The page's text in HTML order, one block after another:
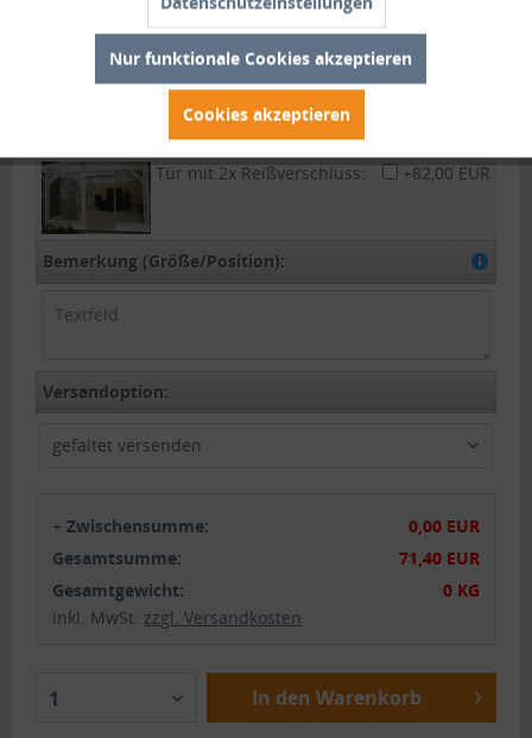
Plane mittels
Schnallriemen zum
+28,00 EUR
Tür mit 2x Reißverschluss: +82,00 EUR
Bemerkung (Größe/Position):
Versandoption:
gefaltet versenden
+Zwischensumme:
0,00 EUR
Gesamtsumme:
71,40 EUR
Gesamtgewicht:
0 KG
inkl. MwSt. zzgl. Versandkosten
1 In den Warenkorb
Nur funktionale Cookies akzeptieren
Cookies akzeptieren